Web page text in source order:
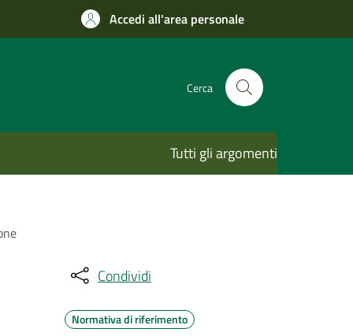
Accedi all'area personale
Cerca
Tutti gli argomenti
Condividi
Normativa di riferimento